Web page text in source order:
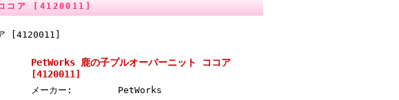
コア [4120011]
[4120011]
PetWorks 鹿の子プルオーバーニット ココア
[4120011]
メーカー:
PetWorks